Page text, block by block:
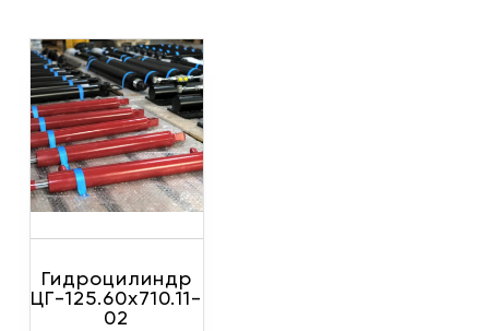
Гидроцилиндр
ЦГ-125.60х710.11-
02